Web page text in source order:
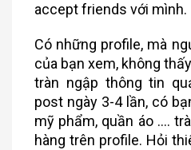
accept friends với mình.
Có những profile, mà
của bạn xem, không
tràn ngập thông tin
post ngày 3-4 lần, có
mỹ phẩm, quần áo ….
hàng trên profile. Hỏi